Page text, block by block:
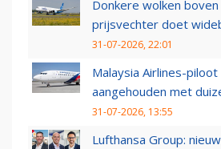
Donkere wolken boven
prijsvechter doet
31-07-2026, 22:01
Malaysia Airlines-piloot
aangehouden met
31-07-2026, 13:55
Lufthansa Group: